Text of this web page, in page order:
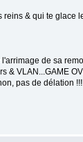
& qui te glace
de sa
& VLAN...GAME
pas de délation